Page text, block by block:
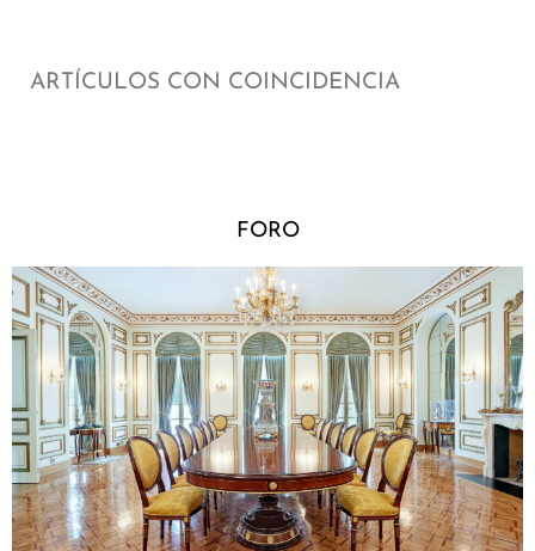
ARTÍCULOS CON COINCIDENCIA
FORO